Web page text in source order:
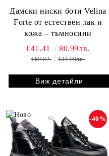
Дамски ниски боти Velina
Forte от естествен лак и
кожа – тъмносини
€41.41 80.99лв.
€69.02 134.99лв.
Виж детайли
-40%